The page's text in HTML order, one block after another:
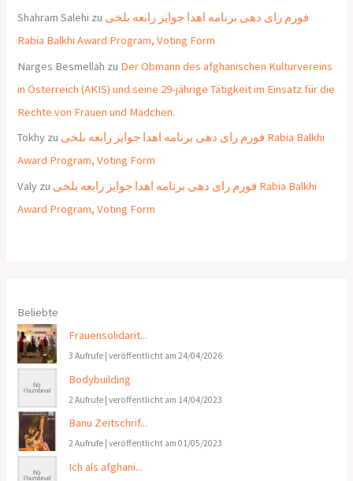
Shahram Salehi zu فورم رای دهی برنامه اهدا جوایز رابعه بلخی
Rabia Balkhi Award Program, Voting Form
Narges Besmellah zu Der Obmann des afghanischen Kulturvereins
in Österreich (AKIS) und seine 29-jährige Tätigkeit im Einsatz für die
Rechte von Frauen und Mädchen.
Tokhy zu فورم رای دهی برنامه اهدا جوایز رابعه بلخی Rabia Balkhi
Award Program, Voting Form
Valy zu فورم رای دهی برنامه اهدا جوایز رابعه بلخی Rabia Balkhi
Award Program, Voting Form
Beliebte
Frauensolidarit...
3 Aufrufe |veröffentlicht am 24/04/2026
Bodybuilding
2 Aufrufe |veröffentlicht am 14/04/2023
Banu Zeitschrif...
2 Aufrufe |veröffentlicht am 01/05/2023
Ich als afghani...